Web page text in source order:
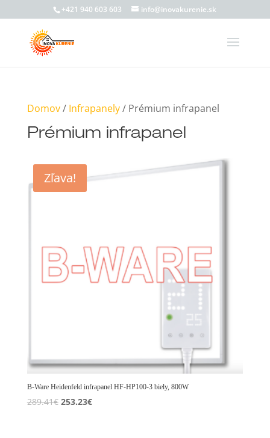
+421 940 603 603 info@inovakurenie.sk
Domov/ Infrapanely/ Prémium infrapanel
Prémium infrapanel
Zľava!
B-Ware Heidenfeld infrapanel HF-HP100-3 biely, 800W
289.41€ Original
253.23€Current